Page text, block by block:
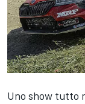
Uno show tutto